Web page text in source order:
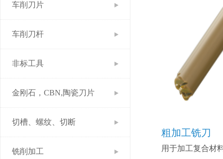
车削刀片
车削刀杆
非标工具
金刚石，CBN,陶瓷刀片
切槽、螺纹、切断
铣削加工
粗加工铣刀
用于加工复合材